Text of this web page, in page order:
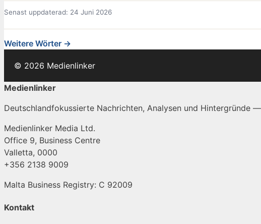
Senast uppdaterad: 24 Juni 2026
Weitere Wörter →
© 2026 Medienlinker
Medienlinker
Deutschlandfokussierte Nachrichten, Analysen und Hintergründe
Medienlinker Media Ltd.
Office 9, Business Centre
Valletta, 0000
+356 2138 9009
Malta Business Registry: C 92009
Kontakt